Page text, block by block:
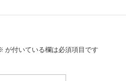
が付いている欄は必須項目です